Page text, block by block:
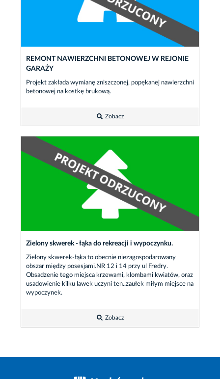
REMONT NAWIERZCHNI BETONOWEJ W REJONIE
GARAŻY
Projekt zakłada wymianę zniszczonej, popękanej nawierzchni
betonowej na kostkę brukową.
Zobacz
Zielony skwerek - łąka do rekreacji i wypoczynku.
Zielony skwerek-łąka to obecnie niezagospodarowany
obszar między posesjami.NR 12 i 14 przy ul Fredry.
Obsadzenie tego miejsca krzewami, klombami kwiatów, oraz
usadowienie kilku lawek uczyni ten..zaułek miłym miejsce na
wypoczynek.
Zobacz